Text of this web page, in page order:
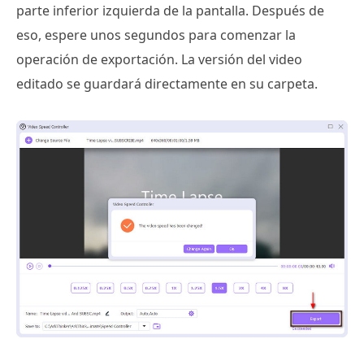
parte inferior izquierda de la pantalla. Después de
eso, espere unos segundos para comenzar la
operación de exportación. La versión del video
editado se guardará directamente en su carpeta.